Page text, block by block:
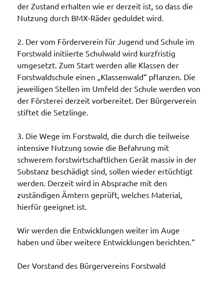
der Zustand erhalten wie er derzeit ist, so dass die
Nutzung durch BMX-Räder geduldet wird.
2. Der vom Förderverein für Jugend und Schule im
Forstwald initiierte Schulwald wird kurzfristig
umgesetzt. Zum Start werden alle Klassen der
Forstwaldschule einen „Klassenwald“ pflanzen. Die
jeweiligen Stellen im Umfeld der Schule werden von
der Försterei derzeit vorbereitet. Der Bürgerverein
stiftet die Setzlinge.
3. Die Wege im Forstwald, die durch die teilweise
intensive Nutzung sowie die Befahrung mit
schwerem forstwirtschaftlichen Gerät massiv in der
Substanz beschädigt sind, sollen wieder ertüchtigt
werden. Derzeit wird in Absprache mit den
zuständigen Ämtern geprüft, welches Material,
hierfür geeignet ist.
Wir werden die Entwicklungen weiter im Auge
haben und über weitere Entwicklungen berichten.“
Der Vorstand des Bürgervereins Forstwald